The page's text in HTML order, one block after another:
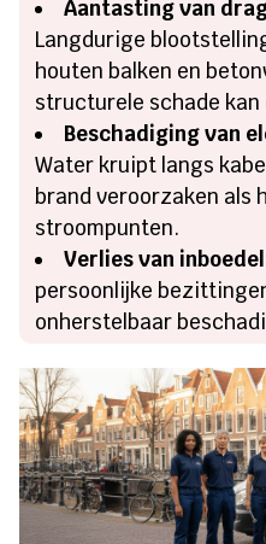
Aantasting van
Langdurige
houten balken en
structurele schade
Beschadiging van
Water kruipt langs
brand veroorzaken als
stroompunten.
Verlies van
persoonlijke
onherstelbaar